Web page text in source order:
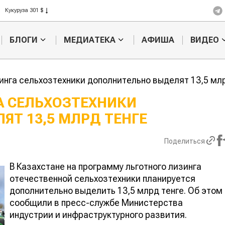
Рис 408 $
Пшеница 423 $
БЛОГИ МЕДИАТЕКА АФИША ВИДЕО
сельхозтехники дополнительно выделят 13,5
13,5 МЛРД ТЕНГЕ
Поделиться
В Казахстане на программу льготного лизинга
отечественной сельхозтехники планируется
дополнительно выделить 13,5 млрд тенге. Об этом
сообщили в пресс-службе Министерства
индустрии и инфраструктурного развития.
Картофельные
войны: колорадского